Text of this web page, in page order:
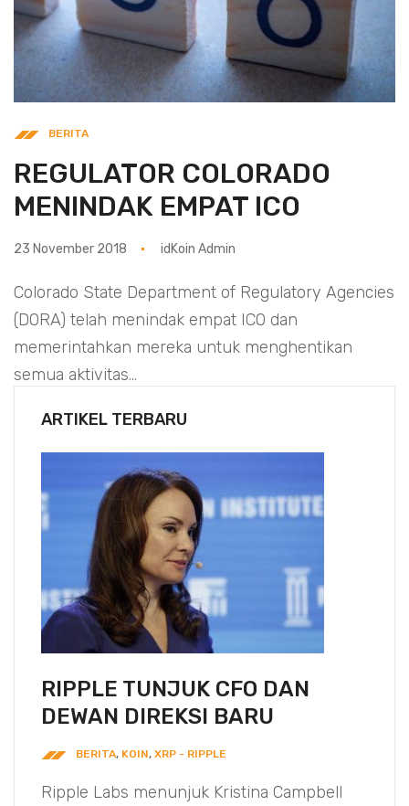
BERITA
REGULATOR COLORADO
MENINDAK EMPAT ICO
23 November 2018 idKoin Admin
Colorado State Department of Regulatory Agencies
(DORA) telah menindak empat ICO dan
memerintahkan mereka untuk menghentikan
semua aktivitas...
ARTIKEL TERBARU
RIPPLE TUNJUK CFO DAN
DEWAN DIREKSI BARU
BERITA, KOIN, XRP - RIPPLE
Ripple Labs menunjuk Kristina Campbell